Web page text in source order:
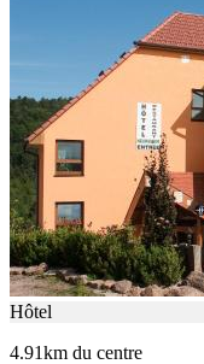
Hôtel
4.91km du centre